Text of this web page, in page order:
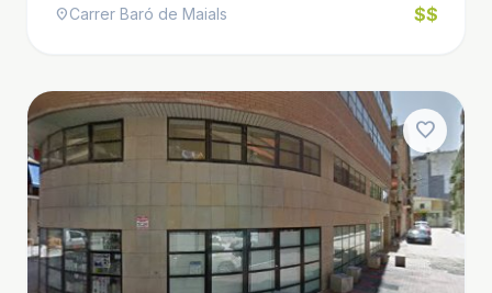
location_onCarrer Baró de Maials $$
favorite